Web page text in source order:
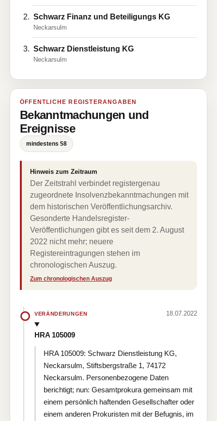
Schwarz Finanz und Beteiligungs KG
Neckarsulm
Schwarz Dienstleistung KG
Neckarsulm
ÖFFENTLICHE REGISTERANGABEN
Bekanntmachungen und
Ereignisse
mindestens 58
Hinweis zum Zeitraum
Der Zeitstrahl verbindet registergenau
zugeordnete Insolvenzbekanntmachungen mit
dem historischen Veröffentlichungsarchiv.
Gesonderte Handelsregister-
Veröffentlichungen gibt es seit dem 2. August
2022 nicht mehr; neuere
Registereintragungen stehen im
chronologischen Auszug.
Zum chronologischen Auszug
VERÄNDERUNGEN 18.07.2022
HRA 105009
HRA 105009: Schwarz Dienstleistung KG,
Neckarsulm, Stiftsbergstraße 1, 74172
Neckarsulm. Personenbezogene Daten
berichtigt; nun: Gesamtprokura gemeinsam mit
einem persönlich haftenden Gesellschafter oder
einem anderen Prokuristen mit der Befugnis, im